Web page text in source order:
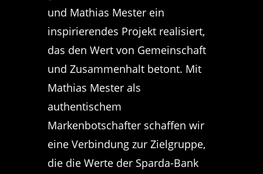
und Mathias Mester ein
inspirierendes Projekt realisiert,
das den Wert von Gemeinschaft
und Zusammenhalt betont. Mit
Mathias Mester als
authentischem
Markenbotschafter schaffen wir
eine Verbindung zur Zielgruppe,
die die Werte der Sparda-Bank